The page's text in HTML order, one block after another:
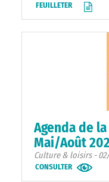
FEUILLETER
Agenda de
Mai/Août
Culture & loisirs -
CONSULTER